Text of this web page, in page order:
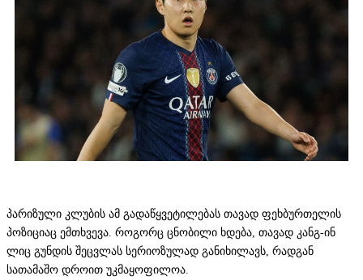
პარიზული კლუბის ამ გადაწყვეტილებას თავად ფეხბურთელის
პოზიციაც ემთხვევა. როგორც ცნობილი ხდება, თავად კანგ-ინ
ლიც გუნდის შეცვლას სერიოზულად განიხილავს, რადგან
სათამაშო დროით უკმაყოფილოა.